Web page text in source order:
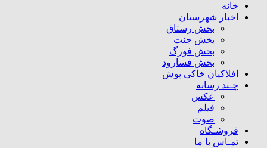
خانه
اخبار شهرستان
بخش رستاق
بخش جنت
بخش فورگ
بخش فسارود
افلاکیان خاکی پوش
چـند رسانه
عکس
فیلم
صوت
فروشـگاه
تمـاس با ما